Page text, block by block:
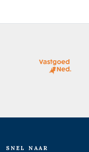
SNEL NAAR